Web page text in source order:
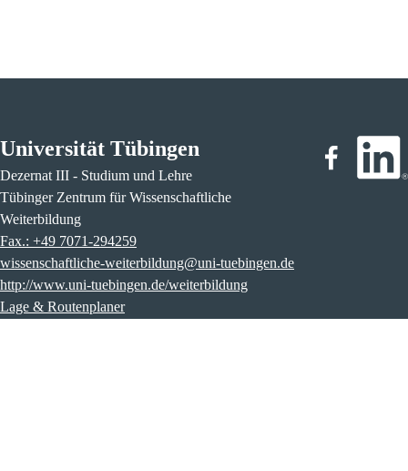
Universität Tübingen
Dezernat III - Studium und Lehre
Tübinger Zentrum für Wissenschaftliche
Weiterbildung
Fax.: +49 7071-294259
wissenschaftliche-weiterbildung@uni-tuebingen.de
http://www.uni-tuebingen.de/weiterbildung
Lage & Routenplaner